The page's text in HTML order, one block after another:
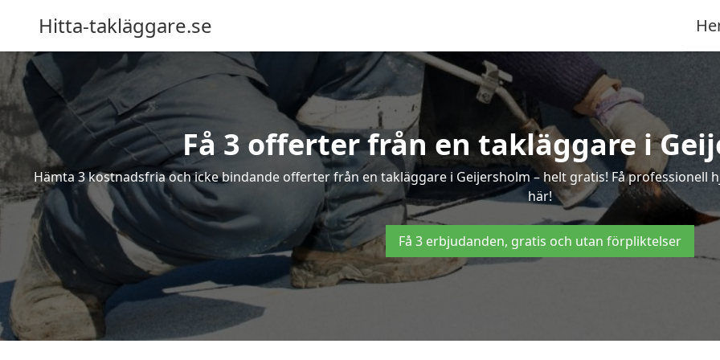
Hitta-takläggare.se
Få 3 offerter från en takläggare i
Hämta 3 kostnadsfria och icke bindande offerter från en takläggare i Geijersholm – helt gratis! Få professionell
här!
Få 3 erbjudanden, gratis och utan förpliktelser